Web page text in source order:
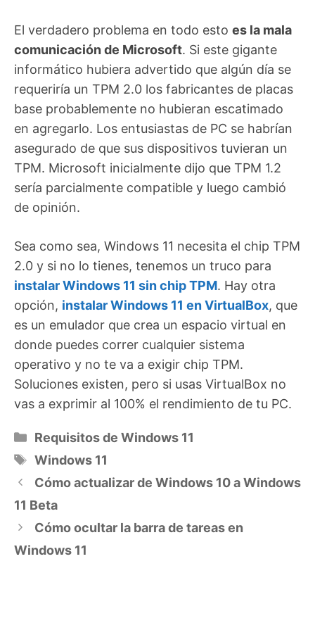
El verdadero problema en todo esto es la mala
comunicación de Microsoft. Si este gigante
informático hubiera advertido que algún día se
requeriría un TPM 2.0 los fabricantes de placas
base probablemente no hubieran escatimado
en agregarlo. Los entusiastas de PC se habrían
asegurado de que sus dispositivos tuvieran un
TPM. Microsoft inicialmente dijo que TPM 1.2
sería parcialmente compatible y luego cambió
de opinión.
Sea como sea, Windows 11 necesita el chip TPM
2.0 y si no lo tienes, tenemos un truco para
instalar Windows 11 sin chip TPM. Hay otra
opción, instalar Windows 11 en VirtualBox, que
es un emulador que crea un espacio virtual en
donde puedes correr cualquier sistema
operativo y no te va a exigir chip TPM.
Soluciones existen, pero si usas VirtualBox no
vas a exprimir al 100% el rendimiento de tu PC.
Categorías
Requisitos de Windows 11
Etiquetas
Windows 11
Cómo actualizar de Windows 10 a Windows
11 Beta
Cómo ocultar la barra de tareas en
Windows 11